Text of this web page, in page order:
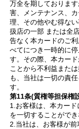
万全を期しておりま
害、メンテナンス、
理、その他やむ得な
扱店の一部 または全
告なく本カードのご
べてにつき一時的に
す。その際、本カー
ことから不利益また
も、当社は一切の責
す。
第11条(質権等担保権
1.お客様は、本カー
を一切することができ
2.当社は、お客様が